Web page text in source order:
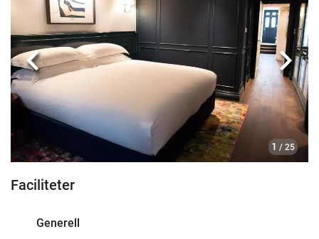
1 / 25
Föregående
Faciliteter
Generell